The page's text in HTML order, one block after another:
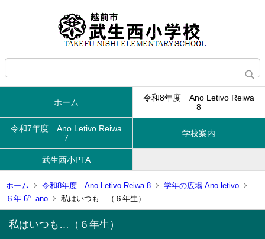
ホーム
令和8年度 Ano Letivo Reiwa
8
令和7年度 Ano Letivo Reiwa
7
学校案内
武生西小PTA
ホーム 令和8年度 Ano Letivo Reiwa 8
学年の広場 Ano letivo
６年 6º. ano
私はいつも…（６年生）
私はいつも…（６年生）